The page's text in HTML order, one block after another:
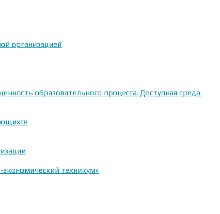
организацией
образовательного процесса. Доступная среда.
техникум»